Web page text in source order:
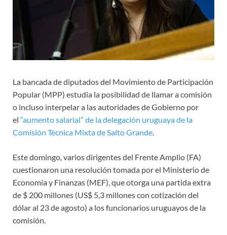
La bancada de diputados del Movimiento de Participación
Popular (MPP) estudia la posibilidad de llamar a comisión
o incluso interpelar a las autoridades de Gobierno por
el “aumento salarial” de la delegación uruguaya de la
Comisión Técnica Mixta de Salto Grande.
Este domingo, varios dirigentes del Frente Amplio (FA)
cuestionaron una resolución tomada por el Ministerio de
Economía y Finanzas (MEF), que otorga una partida extra
de $ 200 millones (US$ 5,3 millones con cotización del
dólar al 23 de agosto) a los funcionarios uruguayos de la
comisión.